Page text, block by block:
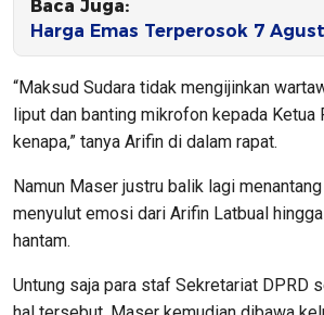
Baca Juga:
Harga Emas Terperosok 7
“Maksud Sudara tidak mengijinkan
liput dan banting mikrofon kepada
kenapa,” tanya Arifin di dalam rapat.
Namun Maser justru balik lagi
menyulut emosi dari Arifin Latbual
hantam.
Untung saja para staf Sekretariat DPRD